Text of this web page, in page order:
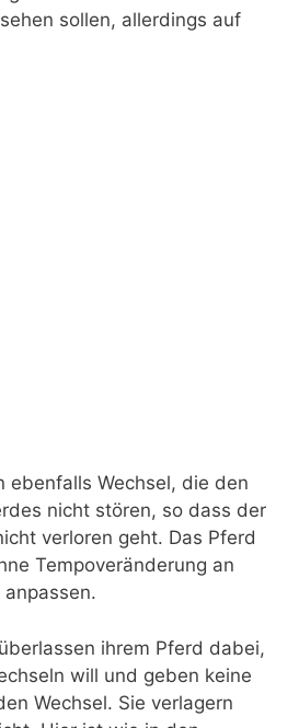
sollen, allerdings auf
ebenfalls Wechsel, die den
nicht stören, so dass der
verloren geht. Das Pferd
Tempoveränderung an
ihrem Pferd dabei,
will und geben keine
Wechsel. Sie verlagern